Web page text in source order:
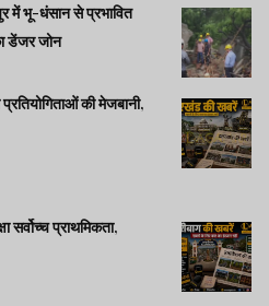
में भू-धंसान से प्रभावित
डेंजर जोन
की मेजबानी,
प्राथमिकता,